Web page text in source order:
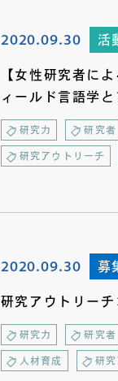
2020.09.30 活
【女性研究者に
ィールド言語学
研究力 研究者
研究アウトリーチ
2020.09.30 募
研究アウトリー
研究力 研究者
人材育成 研究